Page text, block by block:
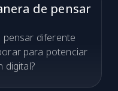
de pensar
diferente
para potenciar
digital?